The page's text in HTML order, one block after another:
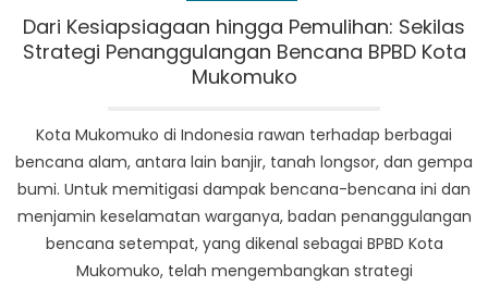
Dalam
Pinang
Dari Kesiapsiagaan hingga Pemulihan: Sekilas
Strategi Penanggulangan Bencana BPBD Kota
Mukomuko
Kota Mukomuko di Indonesia rawan terhadap berbagai
bencana alam, antara lain banjir, tanah longsor, dan gempa
bumi. Untuk memitigasi dampak bencana-bencana ini dan
menjamin keselamatan warganya, badan penanggulangan
bencana setempat, yang dikenal sebagai BPBD Kota
Mukomuko, telah mengembangkan strategi